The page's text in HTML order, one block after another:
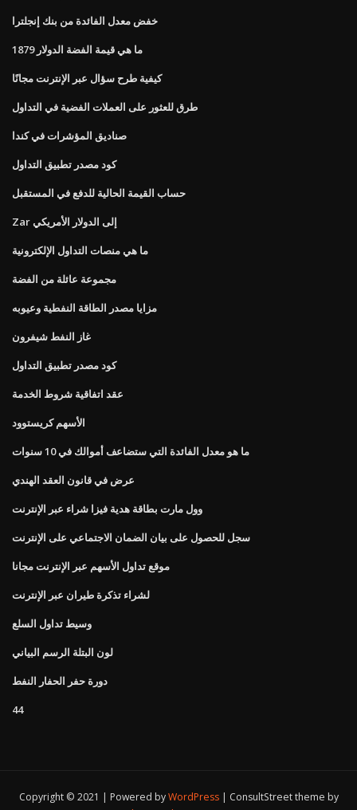
خفض معدل الفائدة من بنك إنجلترا
ما هي قيمة الفضة الدولار 1879
كيفية طرح سؤال عبر الإنترنت مجانًا
طرق للعثور على العملات الفضية في التداول
صناديق المؤشرات في كندا
كود مصدر تطبيق التداول
حساب القيمة الحالية للدفع في المستقبل
Zar إلى الدولار الأمريكي
ما هي منصات التداول الإلكترونية
مجموعة عائلة من الفضة
مزايا مصدر الطاقة النفطية وعيوبه
غاز النفط شيفرون
كود مصدر تطبيق التداول
عقد اتفاقية شروط الخدمة
الأسهم كريستوود
ما هو معدل الفائدة التي ستضاعف أموالك في 10 سنوات
عرض في قانون العقد الهندي
وول مارت بطاقة هدية فيزا شراء عبر الإنترنت
سجل للحصول على بيان الضمان الاجتماعي على الإنترنت
موقع تداول الأسهم عبر الإنترنت مجانا
لشراء تذكرة طيران عبر الإنترنت
وسيط تداول السلع
لون البتلة الرسم البياني
دورة حفر الحفار النفط
44
Copyright © 2021 | Powered byWordPress
ConsultStreet theme by